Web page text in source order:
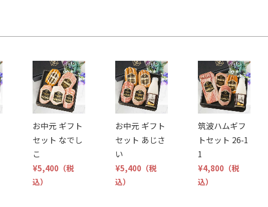
お中元 ギフト
セット なでし
こ
¥5,400 （税
込）
お中元 ギフト
セット あじさ
い
¥5,400 （税
込）
筑波ハムギフ
トセット 26-1
1
¥4,800 （税
込）